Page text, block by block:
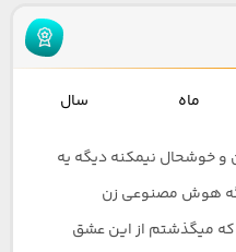
ماه سال
و خوشحال نیمکنه دیگه یه
هوش مصنوعی زن
میگذشتم از این عشق